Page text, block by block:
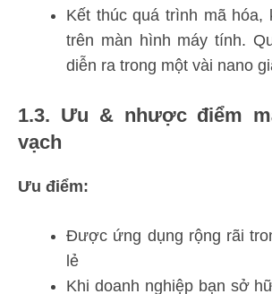
Kết thúc quá trình mã hóa,
trên màn hình máy tính.
diễn ra trong một vài nano
1.3. Ưu & nhược điểm
vạch
Ưu điểm:
Được ứng dụng rộng rãi
lẻ
Khi doanh nghiệp bạn sở